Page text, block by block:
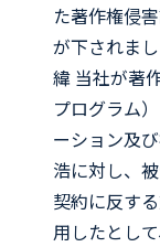
た著作権侵
が下されま
緯 当社が著
プログラム
ーション及
浩に対し、
契約に反す
用したとし